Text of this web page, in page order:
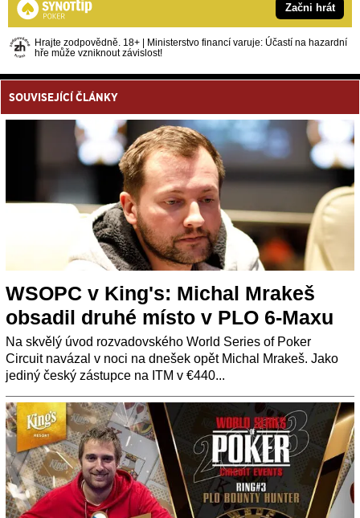
Začni hrát
Hrajte zodpovědně. 18+ | Ministerstvo financí varuje: Účastí na hazardní
hře může vzniknout závislost!
SOUVISEJÍCÍ ČLÁNKY
WSOPC v King's: Michal Mrakeš
obsadil druhé místo v PLO 6-Maxu
Na skvělý úvod rozvadovského World Series of Poker
Circuit navázal v noci na dnešek opět Michal Mrakeš. Jako
jediný český zástupce na ITM v €440...